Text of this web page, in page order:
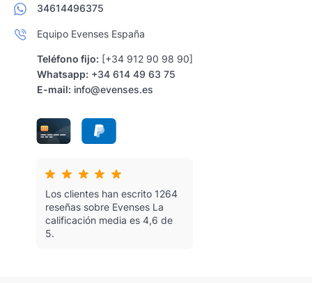
34614496375
Equipo Evenses España
Teléfono fijo: [+34 912 90 98 90]
Whatsapp: +34 614 49 63 75
E-mail: info@evenses.es
Los clientes han escrito 1264
reseñas sobre Evenses La
calificación media es 4,6 de
5.